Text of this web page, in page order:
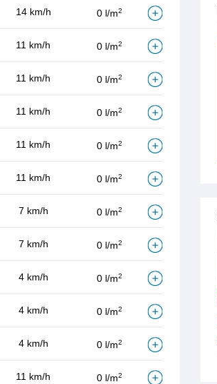
14 km/h 0 l/m2
11 km/h 0 l/m2
11 km/h 0 l/m2
11 km/h 0 l/m2
11 km/h 0 l/m2
11 km/h 0 l/m2
7 km/h 0 l/m2
7 km/h 0 l/m2
4 km/h 0 l/m2
4 km/h 0 l/m2
4 km/h 0 l/m2
11 km/h 0 l/m2